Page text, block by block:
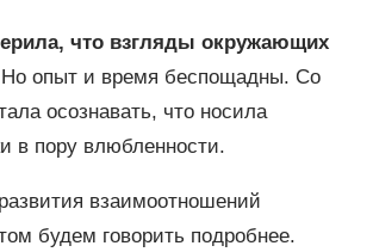
что взгляды окружающих
опыт и время беспощадны. Со
осознавать, что носила
в пору влюбленности.
взаимоотношений
будем говорить подробнее.